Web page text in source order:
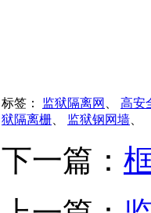
标签： 监狱隔离网 高安
狱隔离栅
监狱钢网墙
下一篇：